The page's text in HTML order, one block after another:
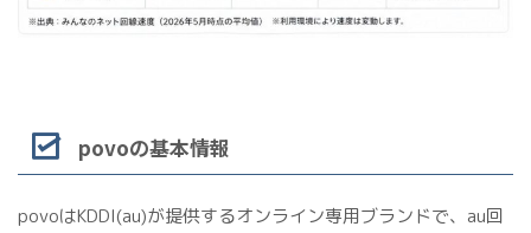
povoの基本情報
povoはKDDI(au)が提供するオンライン専用ブランドで、au回